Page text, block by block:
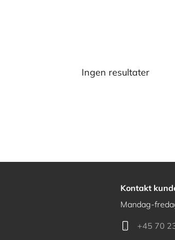
Ingen resultater
Kontakt
Mandag-
+45 70